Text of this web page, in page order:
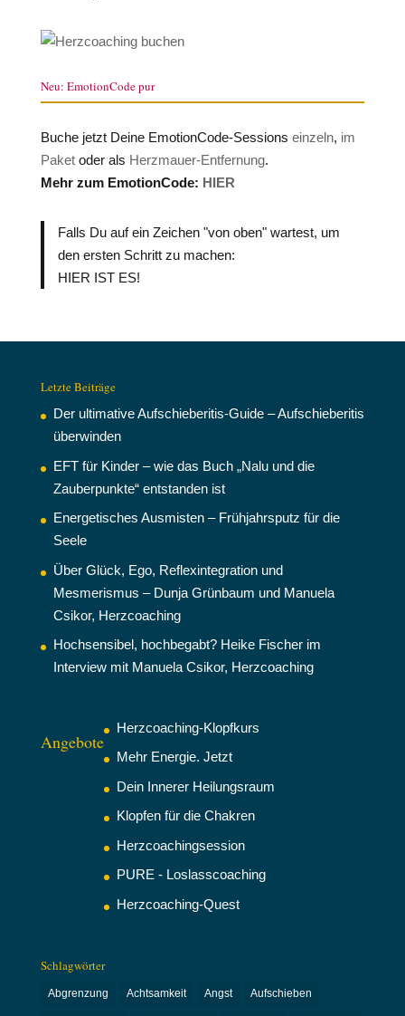
Neu: EmotionCode pur
Buche jetzt Deine EmotionCode-Sessions einzeln, im
Paketoder als Herzmauer-Entfernung.
Mehr zum EmotionCode: HIER
Falls Du auf ein Zeichen "von oben" wartest, um
den ersten Schritt zu machen:
HIER IST ES!
Letzte Beiträge
Der ultimative Aufschieberitis-Guide – Aufschieberitis
überwinden
EFT für Kinder – wie das Buch „Nalu und die
Zauberpunkte“ entstanden ist
Energetisches Ausmisten – Frühjahrsputz für die
Seele
Über Glück, Ego, Reflexintegration und
Mesmerismus – Dunja Grünbaum und Manuela
Csikor, Herzcoaching
Hochsensibel, hochbegabt? Heike Fischer im
Interview mit Manuela Csikor, Herzcoaching
Angebote
Herzcoaching-Klopfkurs
Mehr Energie. Jetzt
Dein Innerer Heilungsraum
Klopfen für die Chakren
Herzcoachingsession
PURE - Loslasscoaching
Herzcoaching-Quest
Schlagwörter
Abgrenzung Achtsamkeit Angst Aufschieben